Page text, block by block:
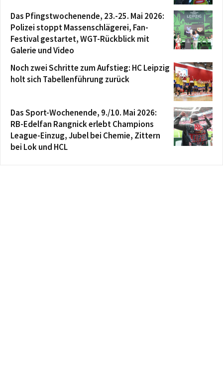
Das Pfingstwochenende, 23.-25. Mai 2026:
Polizei stoppt Massenschlägerei, Fan-
Festival gestartet, WGT-Rückblick mit
Galerie und Video
Noch zwei Schritte zum Aufstieg: HC Leipzig
holt sich Tabellenführung zurück
Das Sport-Wochenende, 9./10. Mai 2026:
RB-Edelfan Rangnick erlebt Champions
League-Einzug, Jubel bei Chemie, Zittern
bei Lok und HCL